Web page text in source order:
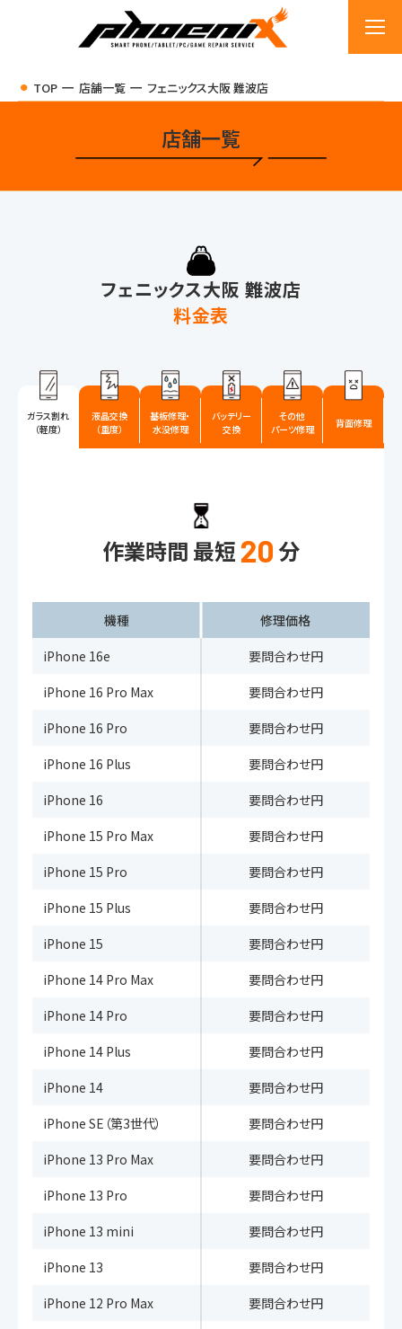
TOP 店舗一覧 フェニックス大阪 難波店
店舗一覧
フェニックス大阪 難波店
料金表
ガラス割れ
（軽度）
液晶交換
（重度）
基板修理・
水没修理
バッテリー
交換
その他
パーツ修理
背面修理
作業時間 最短 20分
機種
修理価格
iPhone 16e
要問合わせ円
iPhone 16 Pro Max
要問合わせ円
iPhone 16 Pro
要問合わせ円
iPhone 16 Plus
要問合わせ円
iPhone 16
要問合わせ円
iPhone 15 Pro Max
要問合わせ円
iPhone 15 Pro
要問合わせ円
iPhone 15 Plus
要問合わせ円
iPhone 15
要問合わせ円
iPhone 14 Pro Max
要問合わせ円
iPhone 14 Pro
要問合わせ円
iPhone 14 Plus
要問合わせ円
iPhone 14
要問合わせ円
iPhone SE（第3世代）
要問合わせ円
iPhone 13 Pro Max
要問合わせ円
iPhone 13 Pro
要問合わせ円
iPhone 13 mini
要問合わせ円
iPhone 13
要問合わせ円
iPhone 12 Pro Max
要問合わせ円